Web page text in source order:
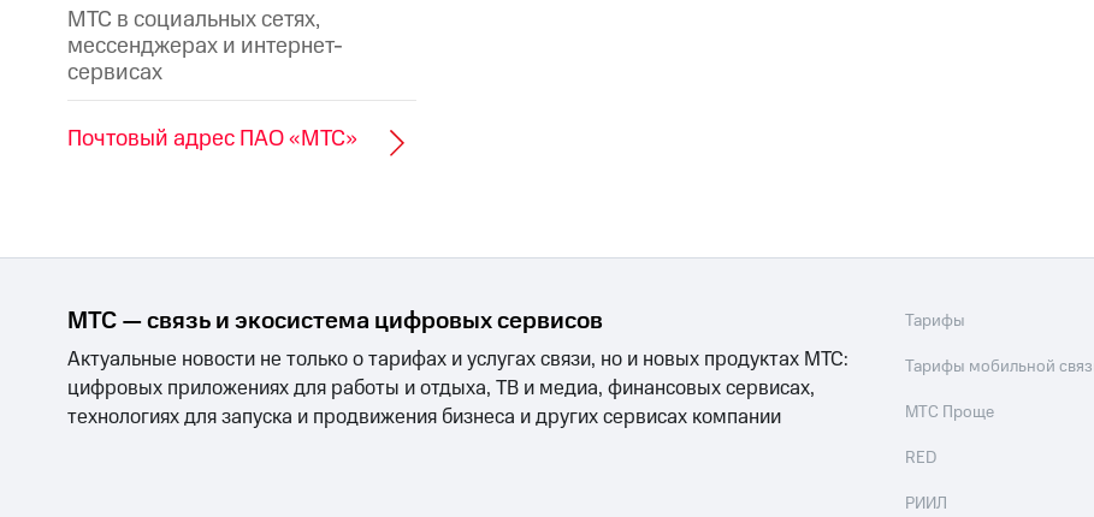
МТС в социальных сетях,
мессенджерах и интернет-
сервисах
Почтовый адрес ПАО «МТС»
МТС — связь и экосистема цифровых сервисов
Актуальные новости не только о тарифах и услугах связи, но и новых продуктах МТС:
цифровых приложениях для работы и отдыха, ТВ и медиа, финансовых сервисах,
технологиях для запуска и продвижения бизнеса и других сервисах компании
Тарифы
Тарифы мобильной
МТС Проще
RED
РИИЛ